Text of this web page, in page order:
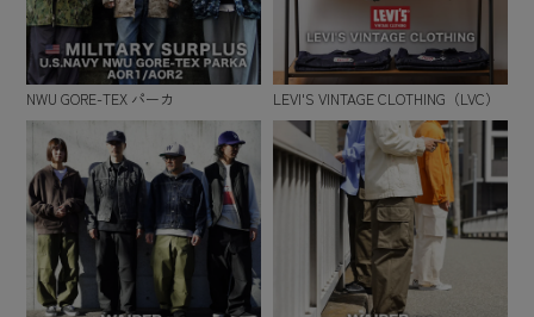
NWU GORE-TEX パーカ LEVI'S VINTAGE CLOTHING（LVC）